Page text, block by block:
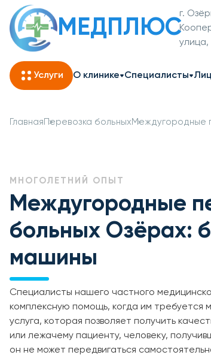
МЕДПЛЮС
г.
улица,
Услуги О клинике Специалисты
Главная Перевозка больных Междугородные
МНОГОЛЕТНИЙ ОПЫТ
Междугородные
больных Озёрах:
машины
Специалисты нашего частного
комплексную помощь, когда им требуется
услуга, которая позволяет получить
или лежачему пациенту, человеку,
он не может передвигаться